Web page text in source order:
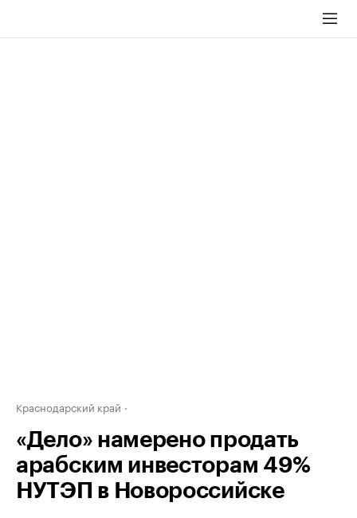
Краснодарский край
«Дело» намерено продать
арабским инвесторам 49%
НУТЭП в Новороссийске